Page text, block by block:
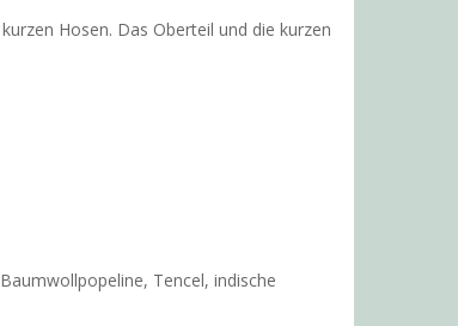
Hosen. Das Oberteil und die kurzen
Tencel, indische